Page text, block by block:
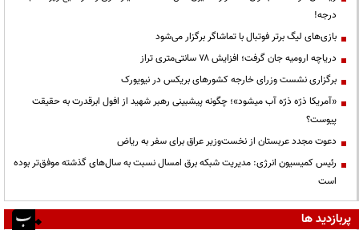
درجه!
بازی‌های لیگ برتر فوتبال با تماشاگر برگزار می‌شود
دریاچه ارومیه جان گرفت؛ افزایش ۷۸ سانتی‌متری تراز
برگزاری نشست وزرای خارجه کشورهای بریکس در نیویورک
«آمریکا ذرّه ذرّه آب میشود»؛ چگونه پیشبینی رهبر شهید از افول ابرقدرت به حقیقت
پیوست؟
دعوت مجدد عربستان از نخست‌وزیر عراق برای سفر به ریاض
رئیس کمیسیون انرژی: مدیریت شبکه برق امسال نسبت به سال‌های گذشته موفق‌تر بوده
است
پربازدید ها